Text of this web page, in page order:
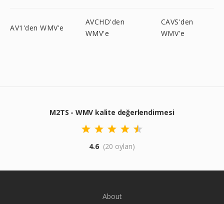
AV1'den WMV'e
AVCHD'den
WMV'e
CAVS'den
WMV'e
M2TS - WMV kalite değerlendirmesi
4.6 (20 oyları)
About